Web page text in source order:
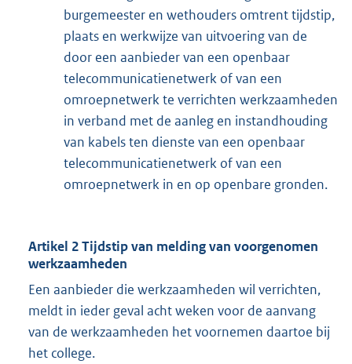
burgemeester en wethouders omtrent tijdstip,
plaats en werkwijze van uitvoering van de
door een aanbieder van een openbaar
telecommunicatienetwerk of van een
omroepnetwerk te verrichten werkzaamheden
in verband met de aanleg en instandhouding
van kabels ten dienste van een openbaar
telecommunicatienetwerk of van een
omroepnetwerk in en op openbare gronden.
Artikel 2 Tijdstip van melding van voorgenomen
werkzaamheden
Een aanbieder die werkzaamheden wil verrichten,
meldt in ieder geval acht weken voor de aanvang
van de werkzaamheden het voornemen daartoe bij
het college.